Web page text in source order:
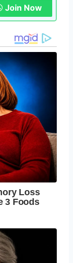
Join Now